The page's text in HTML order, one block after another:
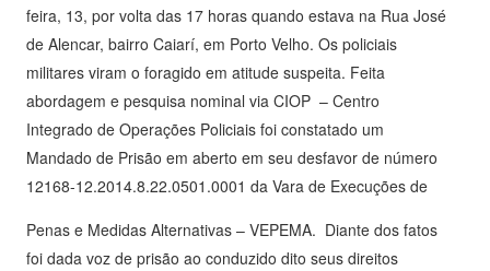
feira, 13, por volta das 17 horas quando estava na Rua José
de Alencar, bairro Caiarí, em Porto Velho. Os policiais
militares viram o foragido em atitude suspeita. Feita
abordagem e pesquisa nominal via CIOP – Centro
Integrado de Operações Policiais foi constatado um
Mandado de Prisão em aberto em seu desfavor de número
12168-12.2014.8.22.0501.0001 da Vara de Execuções de
Penas e Medidas Alternativas – VEPEMA. Diante dos fatos
foi dada voz de prisão ao conduzido dito seus direitos